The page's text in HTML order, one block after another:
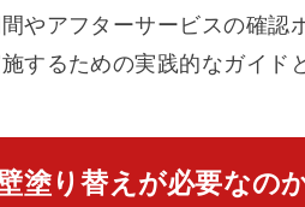
やアフターサービスの確認
するための実践的なガイド
塗り替えが必要なの